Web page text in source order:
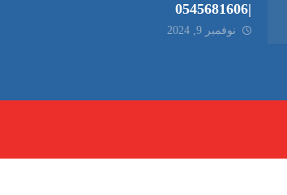
|0545681606
نوفمبر 9, 2024